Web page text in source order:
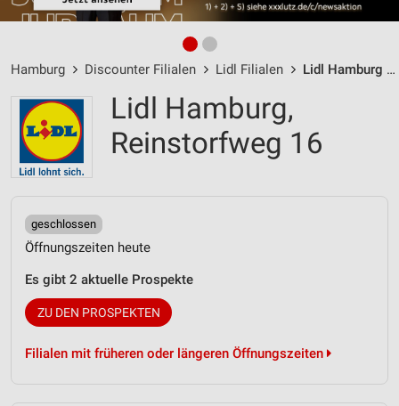
Hamburg Discounter Filialen Lidl Filialen Lidl Hamburg / Reinstorfweg 16 - Öffnungszeiten & Adresse
Lidl Hamburg,
Reinstorfweg 16
geschlossen
Öffnungszeiten heute
Es gibt 2 aktuelle Prospekte
ZU DEN PROSPEKTEN
Filialen mit früheren oder längeren Öffnungszeiten